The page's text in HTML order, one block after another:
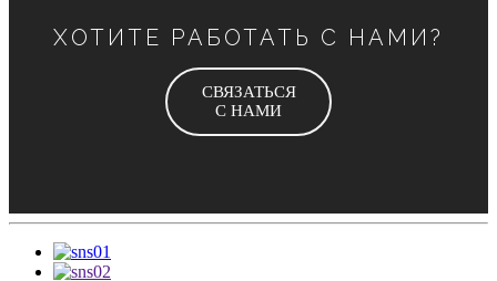
ХОТИТЕ РАБОТАТЬ С НАМИ?
СВЯЗАТЬСЯ
С НАМИ